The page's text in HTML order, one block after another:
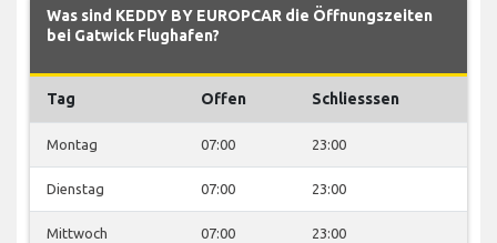
Was sind KEDDY BY EUROPCAR die Öffnungszeiten
bei Gatwick Flughafen?
Tag Offen Schliesssen
Montag 07:00 23:00
Dienstag 07:00 23:00
Mittwoch 07:00 23:00